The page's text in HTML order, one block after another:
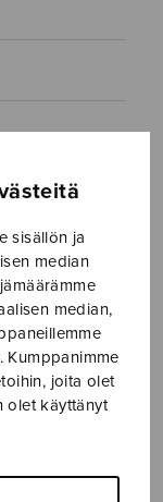
sisällön ja
median
median,
Kumppanimme
joita olet
olet käyttänyt